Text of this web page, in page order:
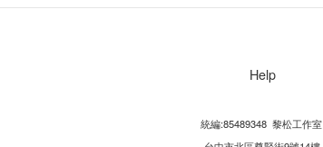
Help
統編:85489348 黎松工作室